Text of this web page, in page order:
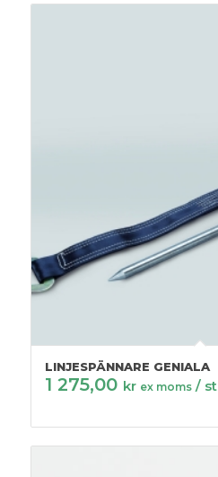
LINJESPÄNNARE GENIALA
1 275,00 kr ex moms / st